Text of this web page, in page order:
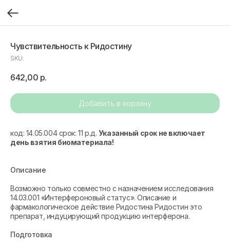
Чувствительность к Ридостину
SKU:
642,00 р.
Добавить в корзину
код: 14.05.004 срок: 11 р.д. Указанный срок не включает
день взятия биоматериала!
Описание
Возможно только совместно с назначением исследования
14.03.001 «Интерфероновый статус». Описание и
фармакологическое действие Ридостина Ридостин это
препарат, индуцирующий продукцию интерферона.
Подготовка